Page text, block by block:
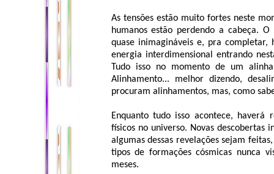
As tensões estão muito fortes neste
humanos estão perdendo a cabeça.
quase inimagináveis e, pra
energia interdimensional entrando
Tudo isso no momento de um
Alinhamento... melhor dizendo,
procuram alinhamentos, mas, como
Enquanto tudo isso acontece, haverá
físicos no universo. Novas descobertas
algumas dessas revelações sejam
tipos de formações cósmicas nunca
meses.